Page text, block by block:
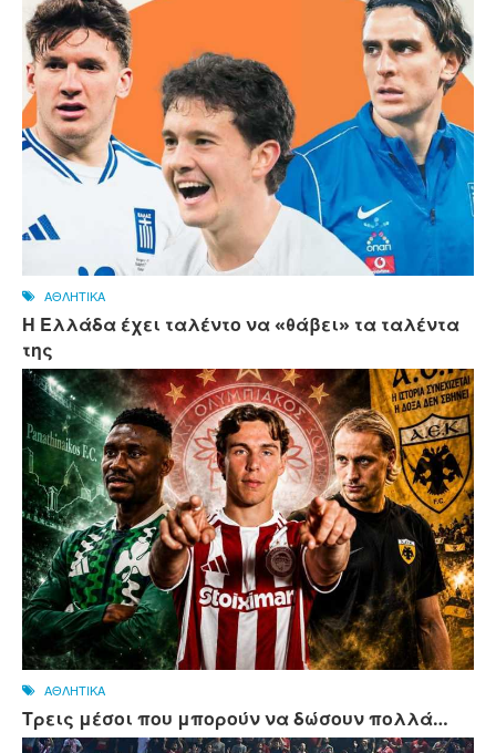
ΑΘΛΗΤΙΚΑ
Η Ελλάδα έχει ταλέντο να «θάβει» τα ταλέντα
της
ΑΘΛΗΤΙΚΑ
Τρεις μέσοι που μπορούν να δώσουν πολλά…